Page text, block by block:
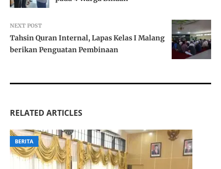
NEXT POST
Tahsin Quran Internal, Lapas Kelas I Malang
berikan Penguatan Pembinaan
RELATED ARTICLES
BERITA